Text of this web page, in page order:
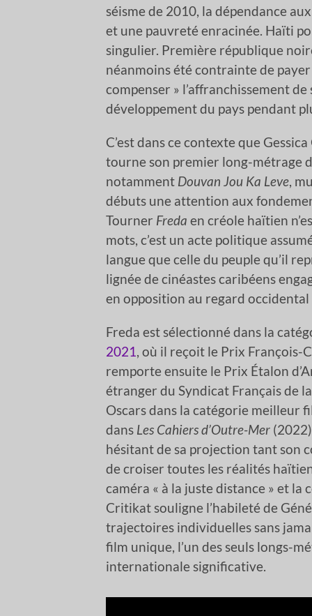
séisme de 2010, la dépendance
et une pauvreté enracinée. Haïti
singulier. Première république
néanmoins été contrainte de
compenser » l’affranchissement
développement du pays pendant
C’est dans ce contexte que
tourne son premier long-métrage
notamment Douvan Jou Ka Leve,
débuts une attention aux
Tourner Freda en créole haïtien
mots, c’est un acte politique
langue que celle du peuple qu’il
lignée de cinéastes caribéens
en opposition au regard
Freda est sélectionné dans la
2021, où il reçoit le Prix François-
remporte ensuite le Prix Étalon
étranger du Syndicat Français de
Oscars dans la catégorie meilleur
dans Les Cahiers d’Outre-Mer
hésitant de sa projection tant son
de croiser toutes les réalités
caméra « à la juste distance » et
Critikat souligne l’habileté de
trajectoires individuelles sans
film unique, l’un des seuls longs-
internationale significative.